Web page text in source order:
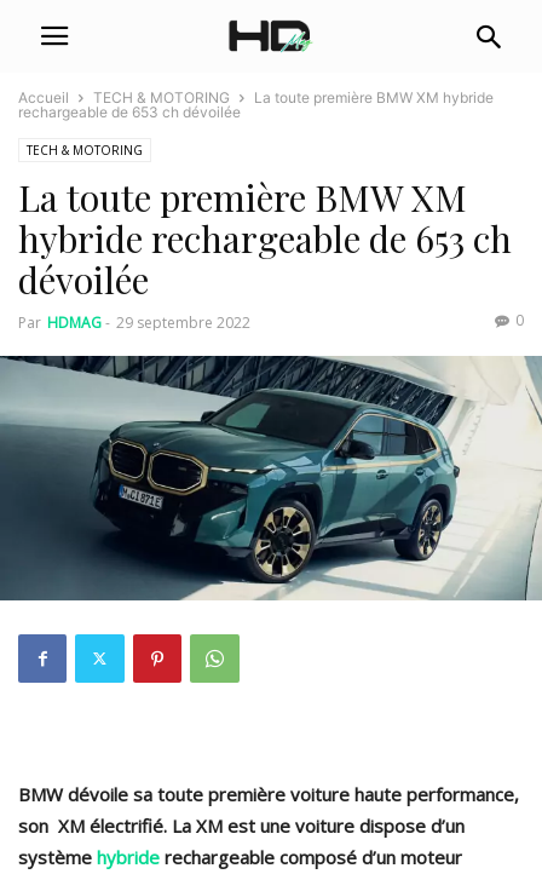
Accueil TECH & MOTORING
La toute première BMW XM hybride
rechargeable de 653 ch dévoilée
TECH & MOTORING
La toute première BMW XM
hybride rechargeable de 653 ch
dévoilée
Par HDMAG- 29 septembre 2022 0
BMW dévoile sa toute première voiture haute performance,
son XM électrifié. La XM est une voiture dispose d’un
système hybride rechargeable composé d’un moteur